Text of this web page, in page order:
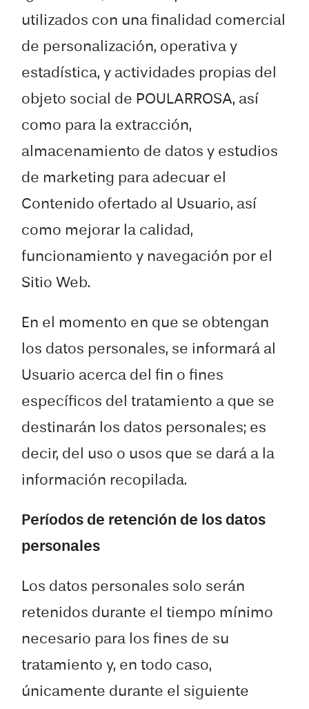
utilizados con una finalidad comercial
de personalización, operativa y
estadística, y actividades propias del
objeto social de POULARROSA, así
como para la extracción,
almacenamiento de datos y estudios
de marketing para adecuar el
Contenido ofertado al Usuario, así
como mejorar la calidad,
funcionamiento y navegación por el
Sitio Web.
En el momento en que se obtengan
los datos personales, se informará al
Usuario acerca del fin o fines
específicos del tratamiento a que se
destinarán los datos personales; es
decir, del uso o usos que se dará a la
información recopilada.
Períodos de retención de los datos
personales
Los datos personales solo serán
retenidos durante el tiempo mínimo
necesario para los fines de su
tratamiento y, en todo caso,
únicamente durante el siguiente